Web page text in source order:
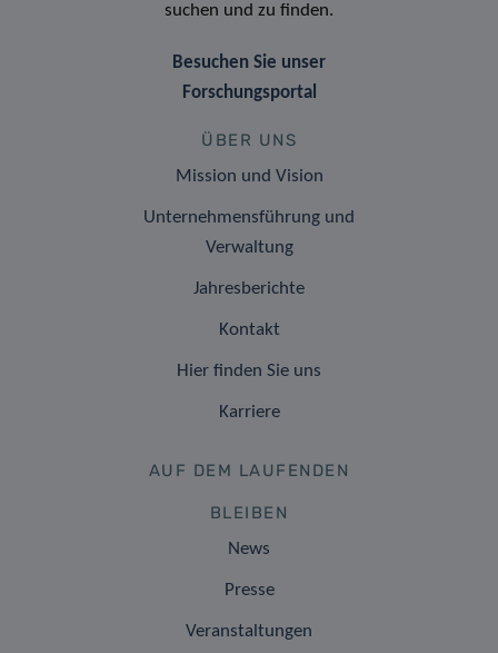
suchen und zu finden.
Besuchen Sie unser
Forschungsportal
ÜBER UNS
Mission und Vision
Unternehmensführung und
Verwaltung
Jahresberichte
Kontakt
Hier finden Sie uns
Karriere
AUF DEM LAUFENDEN
BLEIBEN
News
Presse
Veranstaltungen